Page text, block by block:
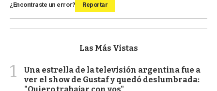
¿Encontraste un error? Reportar
Las Más Vistas
1
Una estrella de la televisión argentina fue a
ver el show de Gustaf y quedó deslumbrada: